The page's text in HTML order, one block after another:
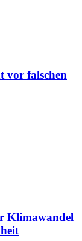
vor falschen
Klimawandel